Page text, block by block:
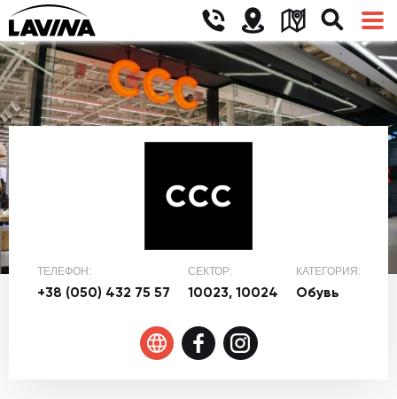
ТЕЛЕФОН:
+38 (050) 432 75 57
СЕКТОР:
10023, 10024
КАТЕГОРИЯ:
Обувь